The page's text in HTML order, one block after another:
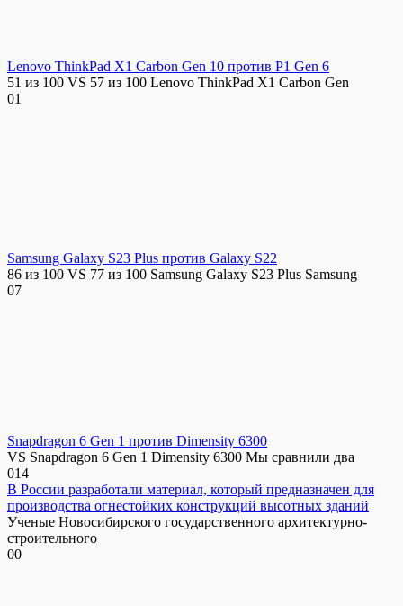
Lenovo ThinkPad X1 Carbon Gen 10 против P1 Gen 6
51 из 100 VS 57 из 100 Lenovo ThinkPad X1 Carbon Gen
01
Samsung Galaxy S23 Plus против Galaxy S22
86 из 100 VS 77 из 100 Samsung Galaxy S23 Plus Samsung
07
Snapdragon 6 Gen 1 против Dimensity 6300
VS Snapdragon 6 Gen 1 Dimensity 6300 Мы сравнили два
014
В России разработали материал, который предназначен для
производства огнестойких конструкций высотных зданий
Ученые Новосибирского государственного архитектурно-
строительного
00